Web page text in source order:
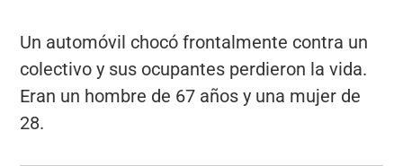
Un automóvil chocó frontalmente contra un
colectivo y sus ocupantes perdieron la vida.
Eran un hombre de 67 años y una mujer de
28.